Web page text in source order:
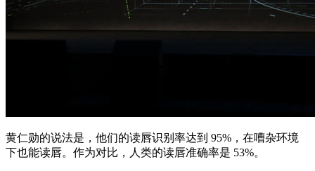
黄仁勋的说法是，他们的读唇识别率达到 95%，在嘈杂环境
下也能读唇。作为对比，人类的读唇准确率是 53%。